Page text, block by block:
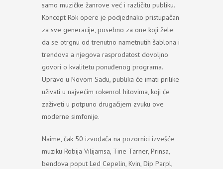
samo muzičke žanrove već i različitu publiku.
Koncept Rok opere je podjednako pristupačan
za sve generacije, posebno za one koji žele
da se otrgnu od trenutno nametnutih šablona i
trendova a njegova rasprodatost dovoljno
govori o kvalitetu ponuđenog programa.
Upravo u Novom Sadu, publika će imati prilike
uživati u najvećim rokenrol hitovima, koji će
zaživeti u potpuno drugačijem zvuku ove
moderne simfonije.
Naime, čak 50 izvođača na pozornici izvešće
muziku Robija Vilijamsa, Tine Tarner, Prinsa,
bendova poput Led Cepelin, Kvin, Dip Parpl,